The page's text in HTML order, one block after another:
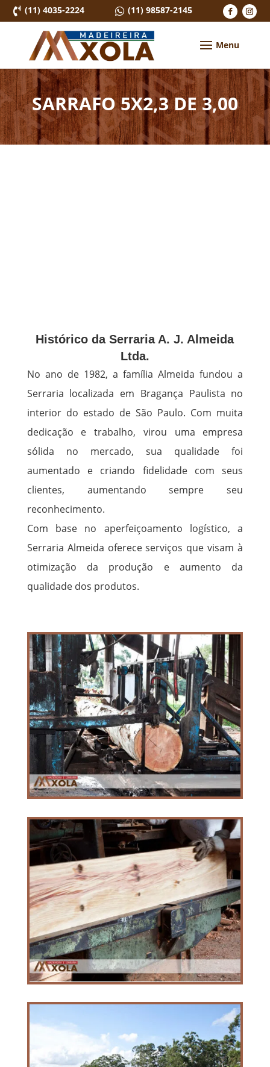
 (11) 4035-2224  (11) 98587-2145
SARRAFO 5X2,3 DE 3,00
Histórico da Serraria A. J. Almeida
Ltda.
No ano de 1982, a família Almeida fundou a
Serraria localizada em Bragança Paulista no
interior do estado de São Paulo. Com muita
dedicação e trabalho, virou uma empresa
sólida no mercado, sua qualidade foi
aumentado e criando fidelidade com seus
clientes, aumentando sempre seu
reconhecimento.
Com base no aperfeiçoamento logístico, a
Serraria Almeida oferece serviços que visam à
otimização da produção e aumento da
qualidade dos produtos.